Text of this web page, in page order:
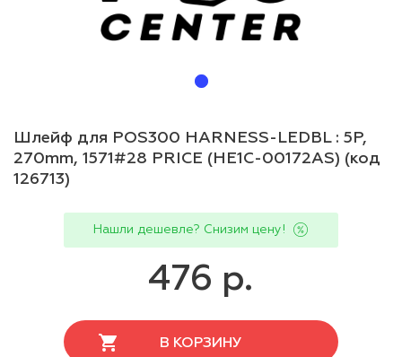
Шлейф для POS300 HARNESS-LEDBL : 5P,
270mm, 1571#28 PRICE (HE1C-00172AS) (код
126713)
Нашли дешевле? Снизим цену!
476 р.
В КОРЗИНУ